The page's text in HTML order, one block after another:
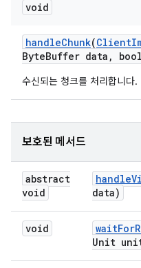
void
handleChunk(Client
ByteBuffer data ,
수신되는 청크를 처리합니다.
보호된 메서드
abstract
void
handle
data)
void waitFor
Unit